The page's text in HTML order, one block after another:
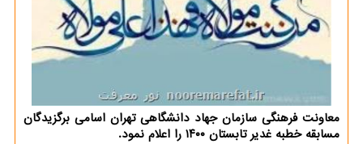
معاونت فرهنگی سازمان جهاد دانشگاهی تهران اسامی برگزیدگان
مسابقه خطبه غدیر تابستان ۱۴۰۰ را اعلام نمود.